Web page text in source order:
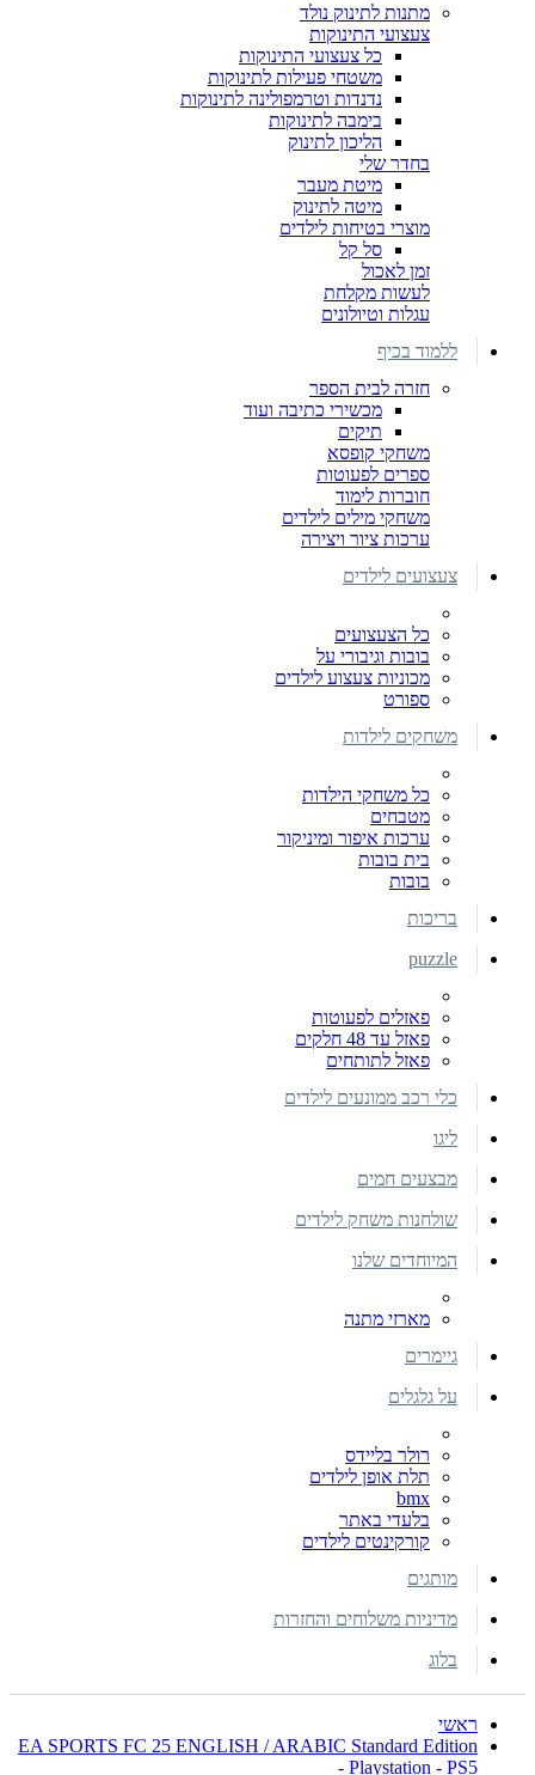
מתנות לתינוק נולד
צעצועי התינוקות
כל צעצועי התינוקות
משטחי פעילות לתינוקות
נדנדות וטרמפולינה לתינוקות
בימבה לתינוקות
הליכון לתינוק
בחדר שלי
מיטת מעבר
מיטה לתינוק
מוצרי בטיחות לילדים
סל קל
זמן לאכול
לעשות מקלחת
עגלות וטיולונים
ללמוד בכיף
חזרה לבית הספר
מכשירי כתיבה ועוד
תיקים
משחקי קופסא
ספרים לפעוטות
חוברות לימוד
משחקי מילים לילדים
ערכות ציור ויצירה
צעצועים לילדים
כל הצעצועים
בובות וגיבורי על
מכוניות צעצוע לילדים
ספורט
משחקים לילדות
כל משחקי הילדות
מטבחים
ערכות איפור ומיניקור
בית בובות
בובות
בריכות
puzzle
פאזלים לפעוטות
פאזל עד 48 חלקים
פאזל לתותחים
כלי רכב ממונעים לילדים
ליגו
מבצעים חמים
שולחנות משחק לילדים
המיוחדים שלנו
מארזי מתנה
גיימרים
על גלגלים
רולר בליידס
תלת אופן לילדים
bmx
בלעדי באתר
קורקינטים לילדים
מותגים
מדיניות משלוחים והחזרות
בלוג
ראשי
EA SPORTS FC 25 ENGLISH / ARABIC Standard Edition
- Playstation - PS5